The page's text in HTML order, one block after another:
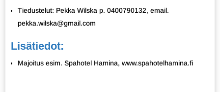
Tiedustelut: Pekka Wilska p. 0400790132, email.
pekka.wilska@gmail.com
Lisätiedot:
Majoitus esim. Spahotel Hamina, www.spahotelhamina.fi